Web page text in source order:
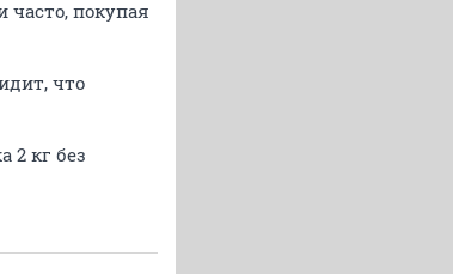
часто, покупая
что
2 кг без